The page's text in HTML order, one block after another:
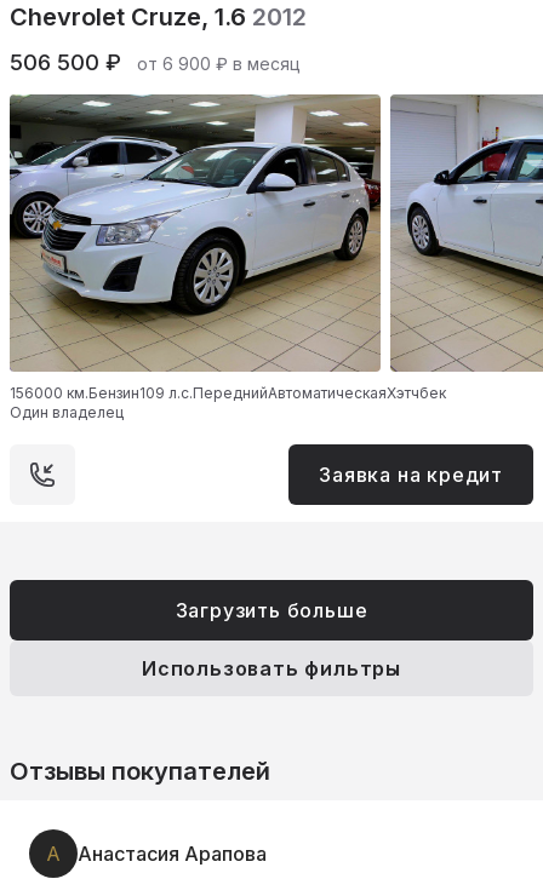
Chevrolet Cruze, 1.6 2012
506 500 ₽ от 6 900 ₽ в месяц
156000 км.Бензин109 л.с.ПереднийАвтоматическаяХэтчбек
Один владелец
Заявка на кредит
Загрузить больше
Использовать фильтры
Отзывы покупателей
А Анастасия Арапова